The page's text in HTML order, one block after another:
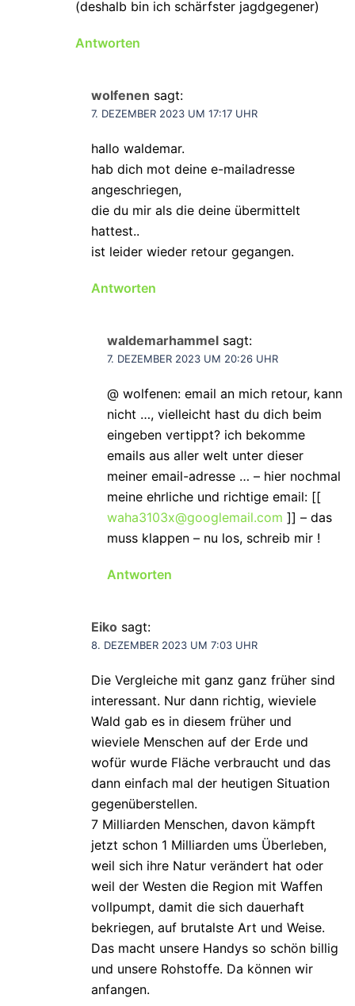
(deshalb bin ich schärfster jagdgegener)
Antworten
wolfenen sagt:
7. DEZEMBER 2023 UM 17:17 UHR
hallo waldemar.
hab dich mot deine e-mailadresse
angeschriegen,
die du mir als die deine übermittelt
hattest..
ist leider wieder retour gegangen.
Antworten
waldemarhammel sagt:
7. DEZEMBER 2023 UM 20:26 UHR
@ wolfenen: email an mich retour, kann
nicht …, vielleicht hast du dich beim
eingeben vertippt? ich bekomme
emails aus aller welt unter dieser
meiner email-adresse … – hier nochmal
meine ehrliche und richtige email: [[
waha3103x@googlemail.com ]] – das
muss klappen – nu los, schreib mir !
Antworten
Eiko sagt:
8. DEZEMBER 2023 UM 7:03 UHR
Die Vergleiche mit ganz ganz früher sind
interessant. Nur dann richtig, wieviele
Wald gab es in diesem früher und
wieviele Menschen auf der Erde und
wofür wurde Fläche verbraucht und das
dann einfach mal der heutigen Situation
gegenüberstellen.
7 Milliarden Menschen, davon kämpft
jetzt schon 1 Milliarden ums Überleben,
weil sich ihre Natur verändert hat oder
weil der Westen die Region mit Waffen
vollpumpt, damit die sich dauerhaft
bekriegen, auf brutalste Art und Weise.
Das macht unsere Handys so schön billig
und unsere Rohstoffe. Da können wir
anfangen.